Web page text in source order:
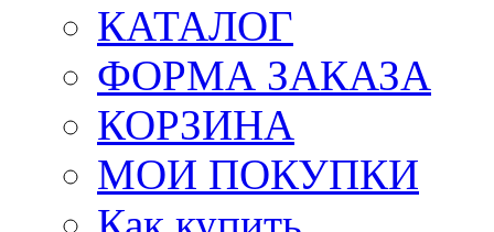
КАТАЛОГ
ФОРМА ЗАКАЗА
КОРЗИНА
МОИ ПОКУПКИ